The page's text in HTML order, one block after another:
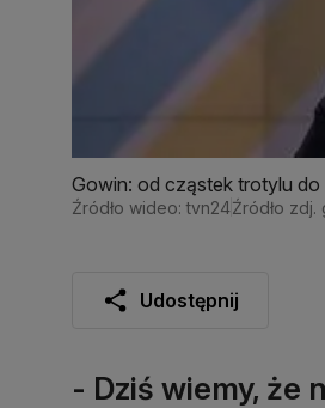
Gowin: od cząstek trotylu
Źródło wideo: tvn24Źródło zdj.
Udostępnij
- Dziś wiemy, że